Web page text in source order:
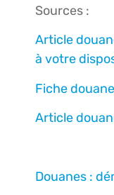
Sources :
Article
à votre
Fiche
Article
Douanes :